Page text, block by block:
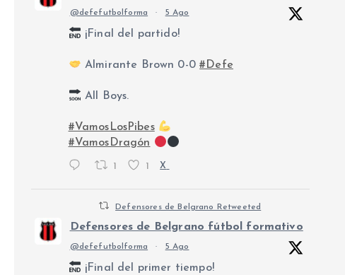
@defefutbolforma · 5 Ago
¡Final del partido!
Almirante Brown 0-0#Defe
All Boys.
#VamosLosPibes
#VamosDragón
1 1 X
Defensores de Belgrano Retweeted
Defensores de Belgrano fútbol formativo
@defefutbolforma · 5 Ago
¡Final del primer tiempo!